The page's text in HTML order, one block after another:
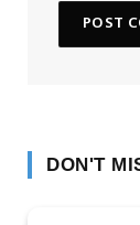
DON'T